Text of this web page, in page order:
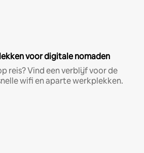
voor digitale nomaden
reis? Vind een verblijf voor de
wifi en aparte werkplekken.